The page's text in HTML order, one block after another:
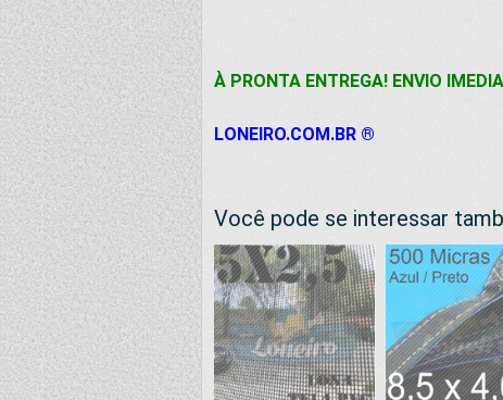
À PRONTA ENTREGA! ENVIO
LONEIRO.COM.BR ®
Você pode se interessar